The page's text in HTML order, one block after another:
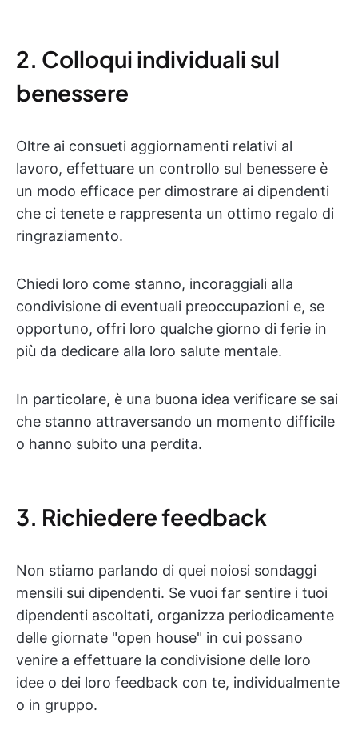
2. Colloqui individuali sul
benessere
Oltre ai consueti aggiornamenti relativi al
lavoro, effettuare un controllo sul benessere è
un modo efficace per dimostrare ai dipendenti
che ci tenete e rappresenta un ottimo regalo di
ringraziamento.
Chiedi loro come stanno, incoraggiali alla
condivisione di eventuali preoccupazioni e, se
opportuno, offri loro qualche giorno di ferie in
più da dedicare alla loro salute mentale.
In particolare, è una buona idea verificare se sai
che stanno attraversando un momento difficile
o hanno subito una perdita.
3. Richiedere feedback
Non stiamo parlando di quei noiosi sondaggi
mensili sui dipendenti. Se vuoi far sentire i tuoi
dipendenti ascoltati, organizza periodicamente
delle giornate "open house" in cui possano
venire a effettuare la condivisione delle loro
idee o dei loro feedback con te, individualmente
o in gruppo.